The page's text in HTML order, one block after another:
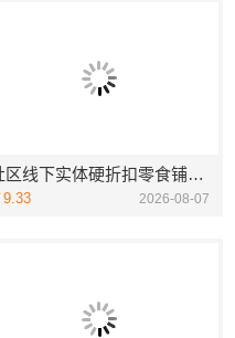
社区线下实体硬折扣零食铺，河南零百味供应链有限公司全域盈利
9.33 2026-08-07